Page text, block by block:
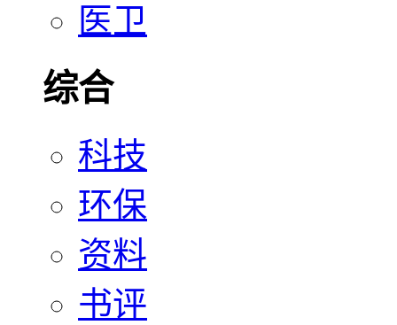
医卫
综合
科技
环保
资料
书评